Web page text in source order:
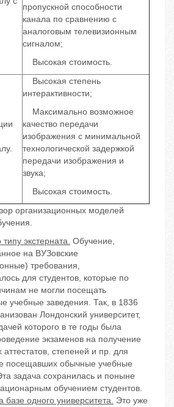
пропускной способности
канала по сравнению с
аналоговым телевизионным
сигналом;
Высокая стоимость.
Высокая степень
интерактивности;
Максимально возможное
качество передачи
изображения с минимальной
технологической задержкой
передачи изображения и
звука;
Высокая стоимость.
организационных моделей
экстерната. Обучение,
на ВУЗовские
требования,
для студентов, которые по
не могли посещать
учебные заведения. Так, в 1836
Лондонский университет,
которого в те годы была
экзаменов на получение
степеней и пр. для
посещавших обычные учебные
задача сохранилась и поныне
обучением студентов.
базе одного университета. Это уже